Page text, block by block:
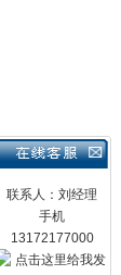
联系人：刘经理
手机
13172177000